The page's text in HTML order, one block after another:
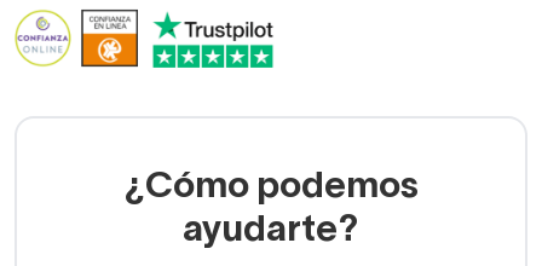
¿Cómo podemos
ayudarte?